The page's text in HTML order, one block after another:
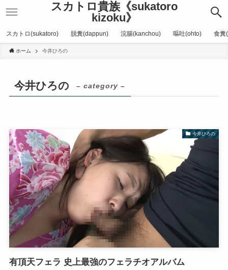
スカトロ貴族《sukatoro
kizoku》
スカトロ(sukatoro) 脱糞(dappun) 浣腸(kanchou) 嘔吐(ohto) 食糞
ホーム 今井ひろの
今井ひろの – category –
今井ひろの
有頂天フェラ 史上最強のフェラチオアルバム